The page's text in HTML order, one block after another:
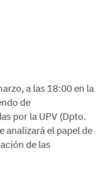
a las 18:00 en la
de
por la UPV (Dpto.
analizará el papel de
de las